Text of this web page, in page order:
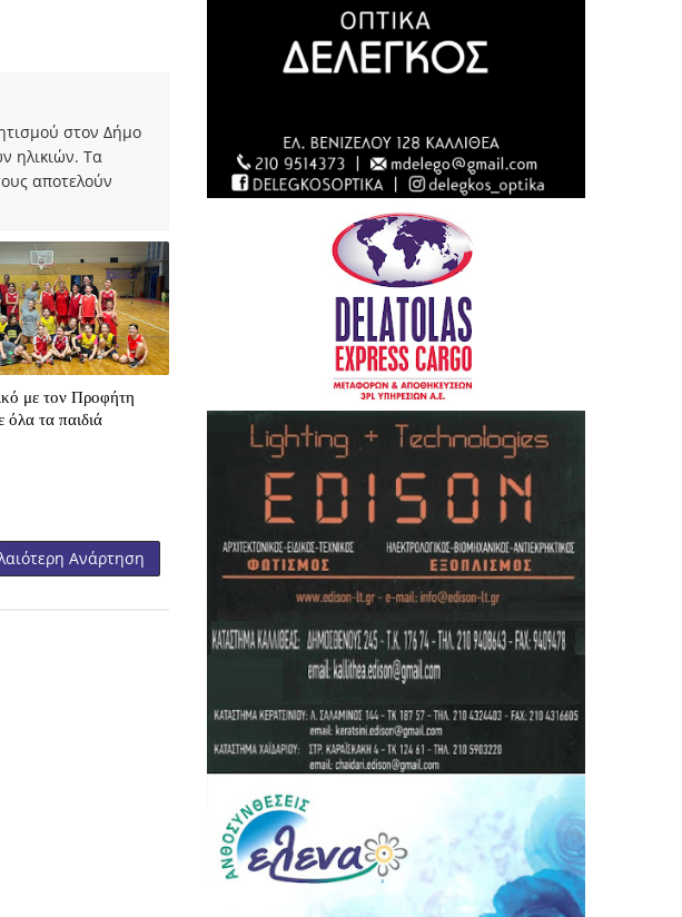
στον Δήμο
ηλικιών. Τα
αποτελούν
με τον Προφήτη
τα παιδιά
Ανάρτηση